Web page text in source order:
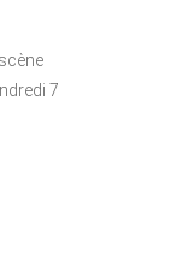
7